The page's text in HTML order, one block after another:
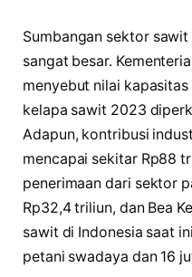
Sumbangan sektor
sangat besar.
menyebut nilai
kelapa sawit 2023
Adapun, kontribusi
mencapai sekitar Rp88
penerimaan dari sektor
Rp32,4 triliun, dan Bea
sawit di Indonesia saat
petani swadaya dan 16